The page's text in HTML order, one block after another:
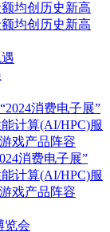
消费电子展”
计算(AI/HPC)服
戏产品阵容